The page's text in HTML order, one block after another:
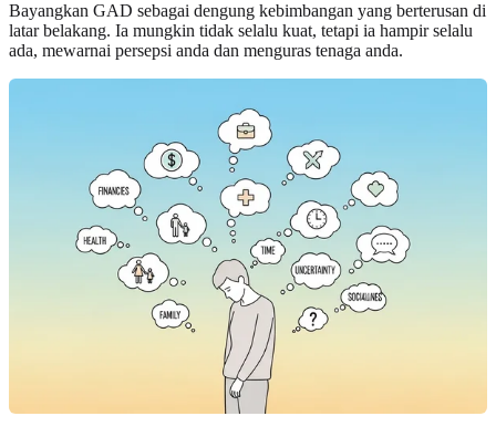
Bayangkan GAD sebagai dengung kebimbangan yang berterusan di
latar belakang. Ia mungkin tidak selalu kuat, tetapi ia hampir selalu
ada, mewarnai persepsi anda dan menguras tenaga anda.